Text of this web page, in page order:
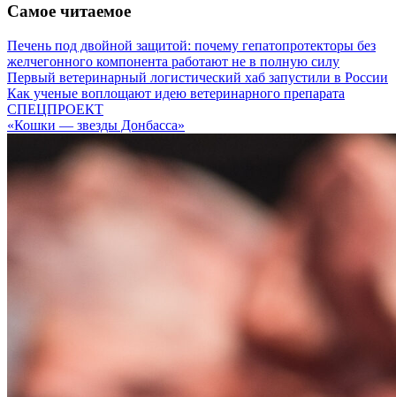
Самое читаемое
Печень под двойной защитой: почему гепатопротекторы без
желчегонного компонента работают не в полную силу
Первый ветеринарный логистический хаб запустили в России
Как ученые воплощают идею ветеринарного препарата
СПЕЦПРОЕКТ
«Кошки — звезды Донбасса»